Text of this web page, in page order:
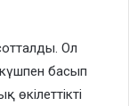
Ол
басып